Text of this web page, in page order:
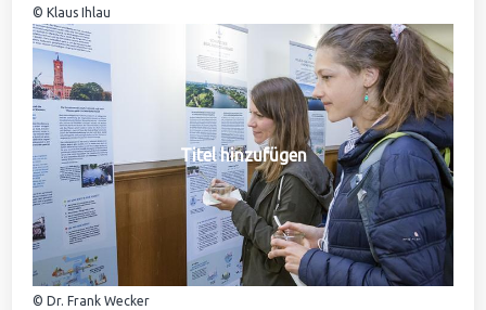
© Klaus Ihlau
Titel hinzufügen
© Dr. Frank Wecker